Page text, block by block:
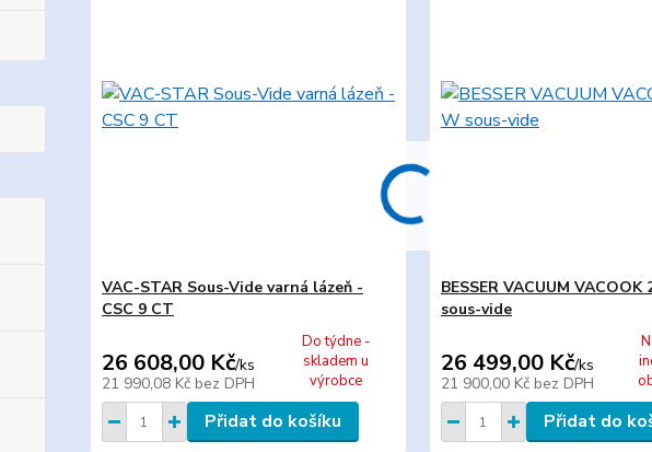
VAC-STAR Sous-Vide varná lázeň -
CSC 9 CT
26 608,00 Kč/ks
21 990,08 Kč bez DPH
Do týdne -
skladem u
výrobce
Přidat do košíku
BESSER VACUUM VACOOK
sous-vide
26 499,00 Kč/ks
21 900,00 Kč bez DPH
Přidat do